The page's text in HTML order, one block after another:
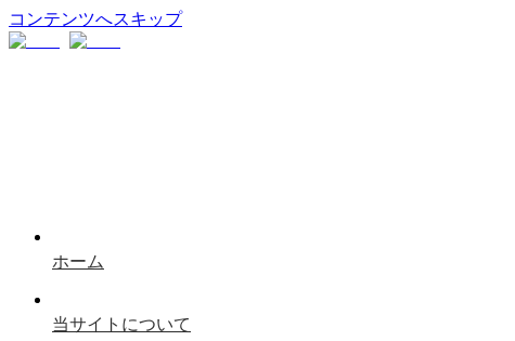
コンテンツへスキップ
ホーム
当サイトについて